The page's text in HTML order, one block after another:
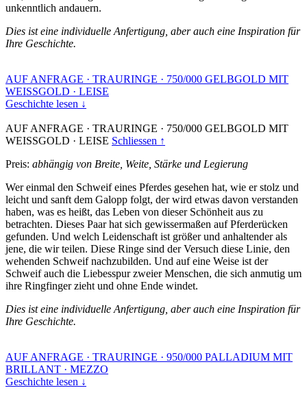
unkenntlich andauern.
Dies ist eine individuelle Anfertigung, aber auch eine Inspiration für
Ihre Geschichte.
AUF ANFRAGE · TRAURINGE · 750/000 GELBGOLD MIT
WEISSGOLD · LEISE
Geschichte lesen ↓
AUF ANFRAGE · TRAURINGE · 750/000 GELBGOLD MIT
WEISSGOLD · LEISE Schliessen ↑
Preis: abhängig von Breite, Weite, Stärke und Legierung
Wer einmal den Schweif eines Pferdes gesehen hat, wie er stolz und
leicht und sanft dem Galopp folgt, der wird etwas davon verstanden
haben, was es heißt, das Leben von dieser Schönheit aus zu
betrachten. Dieses Paar hat sich gewissermaßen auf Pferderücken
gefunden. Und welch Leidenschaft ist größer und anhaltender als
jene, die wir teilen. Diese Ringe sind der Versuch diese Linie, den
wehenden Schweif nachzubilden. Und auf eine Weise ist der
Schweif auch die Liebesspur zweier Menschen, die sich anmutig um
ihre Ringfinger zieht und ohne Ende windet.
Dies ist eine individuelle Anfertigung, aber auch eine Inspiration für
Ihre Geschichte.
AUF ANFRAGE · TRAURINGE · 950/000 PALLADIUM MIT
BRILLANT · MEZZO
Geschichte lesen ↓